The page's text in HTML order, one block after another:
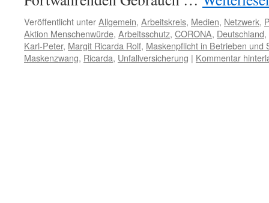
Veröffentlicht unterAllgemein, Arbeitskreis, Medien, Netzwerk,
Aktion Menschenwürde, Arbeitsschutz, CORONA, Deutschland,
Karl-Peter, Margit Ricarda Rolf, Maskenpflicht in Betrieben und
Maskenzwang, Ricarda, Unfallversicherung | Kommentar